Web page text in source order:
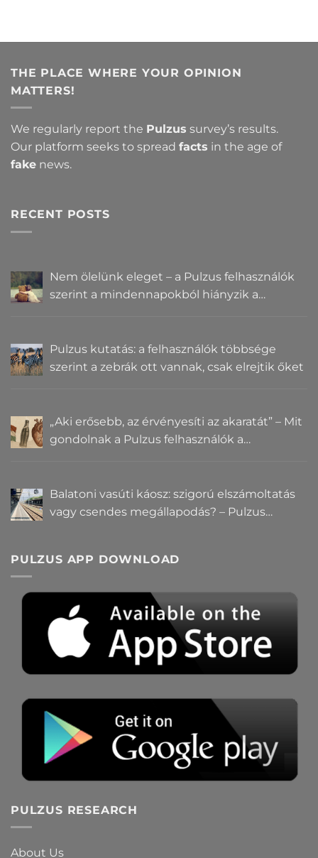
THE PLACE WHERE YOUR OPINION
MATTERS!
We regularly report the Pulzus survey’s results.
Our platform seeks to spread facts in the age of
fake news.
RECENT POSTS
Nem ölelünk eleget – a Pulzus felhasználók
szerint a mindennapokból hiányzik a
Pulzus kutatás: a felhasználók többsége
szerint a zebrák ott vannak, csak elrejtik őket
„Aki erősebb, az érvényesíti az akaratát” – Mit
gondolnak a Pulzus felhasználók a
Balatoni vasúti káosz: szigorú elszámoltatás
vagy csendes megállapodás? – Pulzus
PULZUS APP DOWNLOAD
PULZUS RESEARCH
About Us